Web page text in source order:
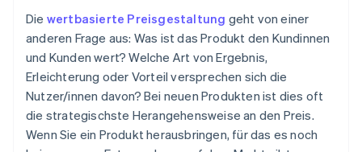
Die wertbasierte Preisgestaltung geht von einer
anderen Frage aus: Was ist das Produkt den Kundinnen
und Kunden wert? Welche Art von Ergebnis,
Erleichterung oder Vorteil versprechen sich die
Nutzer/innen davon? Bei neuen Produkten ist dies oft
die strategischste Herangehensweise an den Preis.
Wenn Sie ein Produkt herausbringen, für das es noch